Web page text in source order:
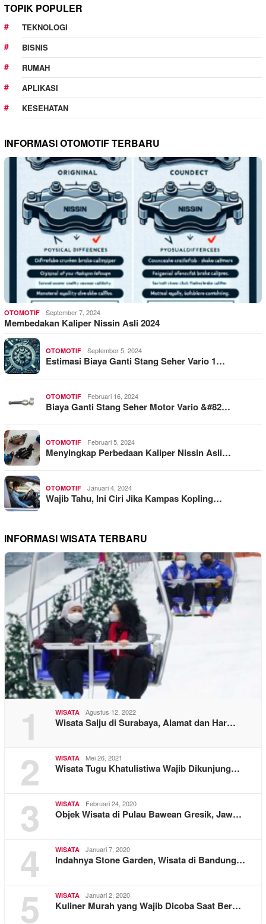
TOPIK POPULER
TEKNOLOGI
BISNIS
RUMAH
APLIKASI
KESEHATAN
INFORMASI OTOMOTIF TERBARU
OTOMOTIF September 7, 2024
Membedakan Kaliper Nissin Asli 2024
OTOMOTIF September 5, 2024
Estimasi Biaya Ganti Stang Seher Vario 1…
OTOMOTIF Februari 16, 2024
Biaya Ganti Stang Seher Motor Vario &#82…
OTOMOTIF Februari 5, 2024
Menyingkap Perbedaan Kaliper Nissin Asli…
OTOMOTIF Januari 4, 2024
Wajib Tahu, Ini Ciri Jika Kampas Kopling…
INFORMASI WISATA TERBARU
1 WISATA Agustus 12, 2022
Wisata Salju di Surabaya, Alamat dan Har…
2 WISATA Mei 26, 2021
Wisata Tugu Khatulistiwa Wajib Dikunjung…
3 WISATA Februari 24, 2020
Objek Wisata di Pulau Bawean Gresik, Jaw…
4 WISATA Januari 7, 2020
Indahnya Stone Garden, Wisata di Bandung…
5 WISATA Januari 2, 2020
Kuliner Murah yang Wajib Dicoba Saat Ber…